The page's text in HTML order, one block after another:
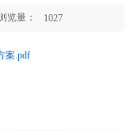
览量： 1027
案.pdf